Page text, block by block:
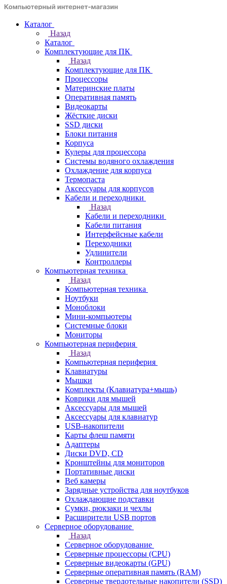
Каталог
Назад
Каталог
Комплектующие для ПК
Назад
Комплектующие для ПК
Процессоры
Материнские платы
Оперативная память
Видеокарты
Жёсткие диски
SSD диски
Блоки питания
Корпуса
Кулеры для процессора
Системы водяного охлаждения
Охлаждение для корпуса
Термопаста
Аксессуары для корпусов
Кабели и переходники
Назад
Кабели и переходники
Кабели питания
Интерфейсные кабели
Переходники
Удлинители
Контроллеры
Компьютерная техника
Назад
Компьютерная техника
Ноутбуки
Моноблоки
Мини-компьютеры
Системные блоки
Мониторы
Компьютерная периферия
Назад
Компьютерная периферия
Клавиатуры
Мышки
Комплекты (Клавиатура+мышь)
Коврики для мышей
Аксессуары для мышей
Аксессуары для клавиатур
USB-накопители
Карты флеш памяти
Адаптеры
Диски DVD, CD
Кронштейны для мониторов
Портативные диски
Веб камеры
Зарядные устройства для ноутбуков
Охлаждающие подставки
Сумки, рюкзаки и чехлы
Расширители USB портов
Серверное оборудование
Назад
Серверное оборудование
Серверные процессоры (CPU)
Серверные видеокарты (GPU)
Серверные оперативная память (RAM)
Серверные твердотельные накопители (SSD)